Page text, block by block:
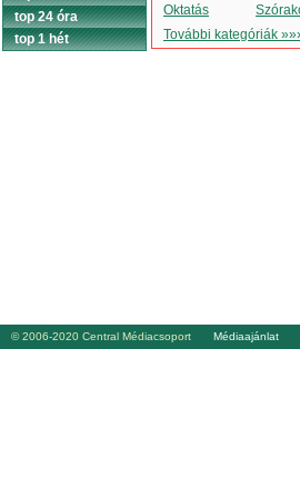
Oktatás
További kategóriák
top 24 óra
top 1 hét
© 2006-2020 Central Médiacsoport Médiaajánlat